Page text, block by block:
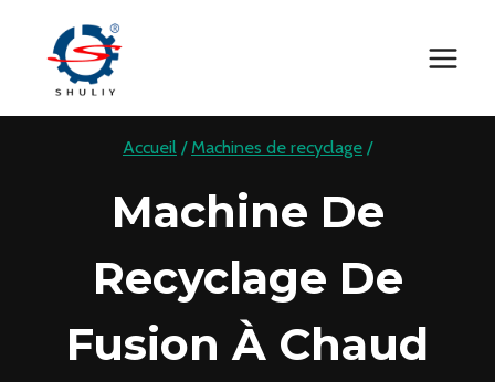
contenu
Accueil / Machines de recyclage /
Machine De
Recyclage De
Fusion À Chaud